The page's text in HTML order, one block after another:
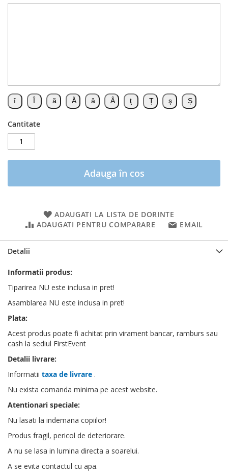
Cantitate
Adauga în cos
ADAUGATI LA LISTA DE DORINTE
ADAUGATI PENTRU COMPARARE
EMAIL
Detalii
Informatii produs:
Tiparirea NU este inclusa in pret!
Asamblarea NU este inclusa in pret!
Plata:
Acest produs poate fi achitat prin virament bancar, ramburs sau
cash la sediul FirstEvent
Detalii livrare:
Informatii taxa de livrare .
Nu exista comanda minima pe acest website.
Atentionari speciale:
Nu lasati la indemana copiilor!
Produs fragil, pericol de deteriorare.
A nu se lasa in lumina directa a soarelui.
A se evita contactul cu apa.